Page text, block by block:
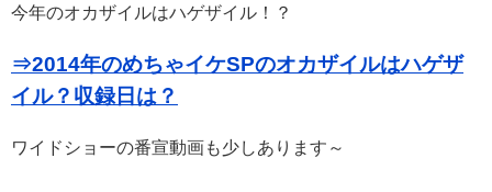
今年のオカザイルはハゲザイル！？
⇒2014年のめちゃイケSPのオカザイルはハゲザ
イル？収録日は？
ワイドショーの番宣動画も少しあります～